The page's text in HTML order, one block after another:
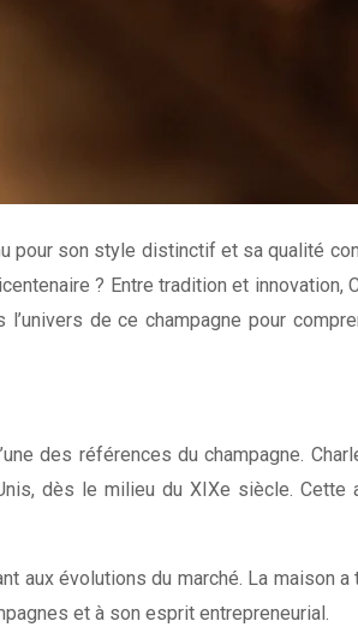
pour son style distinctif et sa qualité
? Entre tradition et innovation,
de ce champagne pour
des références du champagne.
dès le milieu du XIXe siècle.
aux évolutions du marché. La maison
et à son esprit entrepreneurial.